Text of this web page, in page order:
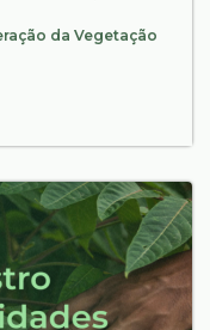
da Vegetação